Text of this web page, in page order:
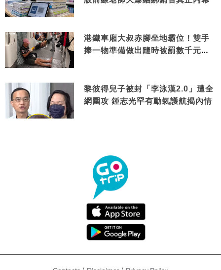
港鐵車廂大叔赤腳坐地霸位！雙手
捧一物準備做出隨時被罰數千元舉
黎彼得兒子被封「李泳漢2.0」遭全
網圍攻 鍾志光罕有動氣護航揭內情